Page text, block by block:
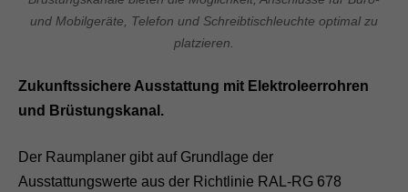
und Mobilgeräte, Telefon und Schreibtischleuchte optimal zu
platzieren.
Zukunftssichere Ausstattung mit Elektroleerrohren
und Brüstungskanal.
Der Raumplaner gibt auf Grundlage der
Ausstattungswerte aus der Richtlinie RAL-RG 678